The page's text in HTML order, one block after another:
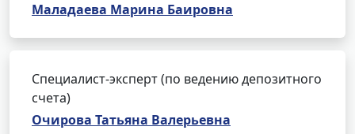
Маладаева Марина Баировна
Специалист-эксперт (по ведению депозитного
счета)
Очирова Татьяна Валерьевна